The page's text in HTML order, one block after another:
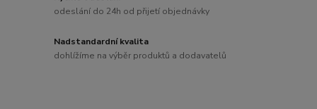
odeslání do 24h od přijetí objednávky
Nadstandardní kvalita
dohlížíme na výběr produktů a dodavatelů